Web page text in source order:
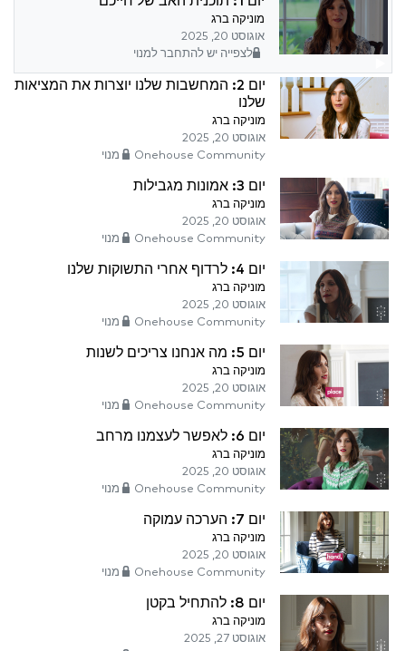
מוניקה ברג
אוגוסט 20, 2025
לצפייה יש להתחבר למנוי
יום 2: המחשבות שלנו יוצרות את המציאות
שלנו
מוניקה ברג
אוגוסט 20, 2025
Onehouse Community מנוי
יום 3: אמונות מגבילות
מוניקה ברג
אוגוסט 20, 2025
Onehouse Community מנוי
יום 4: לרדוף אחרי התשוקות שלנו
מוניקה ברג
אוגוסט 20, 2025
Onehouse Community מנוי
יום 5: מה אנחנו צריכים לשנות
מוניקה ברג
אוגוסט 20, 2025
Onehouse Community מנוי
יום 6: לאפשר לעצמנו מרחב
מוניקה ברג
אוגוסט 20, 2025
Onehouse Community מנוי
יום 7: הערכה עמוקה
מוניקה ברג
אוגוסט 20, 2025
Onehouse Community מנוי
יום 8: להתחיל בקטן
מוניקה ברג
אוגוסט 27, 2025